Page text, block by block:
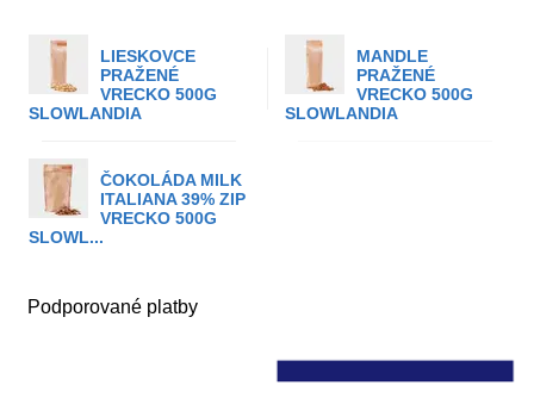
LIESKOVCE
PRAŽENÉ
VRECKO 500G
SLOWLANDIA
MANDLE
PRAŽENÉ
VRECKO 500G
SLOWLANDIA
ČOKOLÁDA MILK
ITALIANA 39% ZIP
VRECKO 500G
SLOWL...
Podporované platby